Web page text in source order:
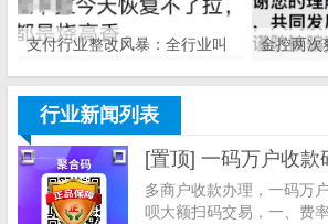
支付行业整改风暴：全行业叫
停“破5除2”机器，关停/涨价潮
来袭
金控两次
落空，员
行业新闻列表
多商户收款办理，一码万
呗大额扫码交易，一、费